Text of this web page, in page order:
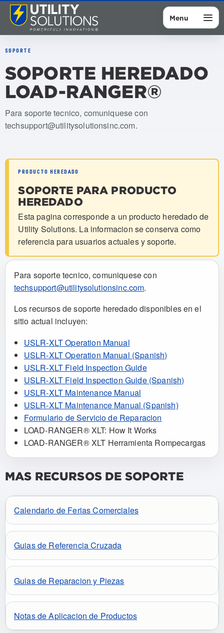
Menu
SOPORTE
SOPORTE HEREDADO
LOAD-RANGER®
Para soporte tecnico, comuniquese con
techsupport@utilitysolutionsinc.com.
PRODUCTO HEREDADO
SOPORTE PARA PRODUCTO
HEREDADO
Esta pagina corresponde a un producto heredado de
Utility Solutions. La informacion se conserva como
referencia para usuarios actuales y soporte.
Para soporte tecnico, comuniquese con
techsupport@utilitysolutionsinc.com.
Los recursos de soporte heredado disponibles en el
sitio actual incluyen:
USLR-XLT Operation Manual
USLR-XLT Operation Manual (Spanish)
USLR-XLT Field Inspection Guide
USLR-XLT Field Inspection Guide (Spanish)
USLR-XLT Maintenance Manual
USLR-XLT Maintenance Manual (Spanish)
Formulario de Servicio de Reparacion
LOAD-RANGER® XLT: How It Works
LOAD-RANGER® XLT Herramienta Rompecargas
MAS RECURSOS DE SOPORTE
Calendario de Ferias Comerciales
Guias de Referencia Cruzada
Guias de Reparacion y Piezas
Notas de Aplicacion de Productos